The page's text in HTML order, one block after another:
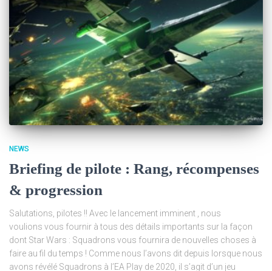
NEWS
Briefing de pilote : Rang, récompenses
& progression
Salutations, pilotes !! Avec le lancement imminent , nous
voulions vous fournir à tous des détails importants sur la façon
dont Star Wars : Squadrons vous fournira de nouvelles choses à
faire au fil du temps ! Comme nous l’avons dit depuis lorsque nous
avons révélé Squadrons à l’EA Play de 2020, il s’agit d’un jeu